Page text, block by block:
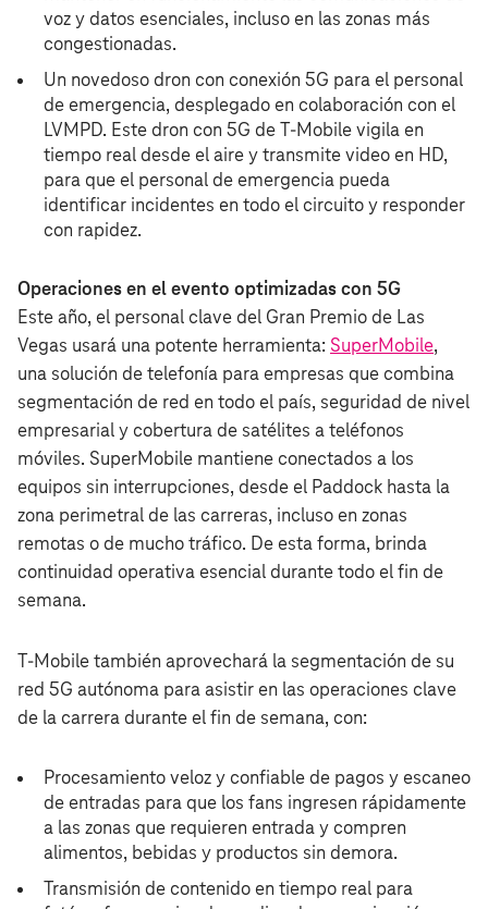
voz y datos esenciales, incluso en las zonas más
congestionadas.
Un novedoso dron con conexión 5G para el personal
de emergencia, desplegado en colaboración con el
LVMPD. Este dron con 5G de T‑Mobile vigila en
tiempo real desde el aire y transmite video en HD,
para que el personal de emergencia pueda
identificar incidentes en todo el circuito y responder
con rapidez.
Operaciones en el evento optimizadas con 5G
Este año, el personal clave del Gran Premio de Las
Vegas usará una potente herramienta: SuperMobile,
una solución de telefonía para empresas que combina
segmentación de red en todo el país, seguridad de nivel
empresarial y cobertura de satélites a teléfonos
móviles. SuperMobile mantiene conectados a los
equipos sin interrupciones, desde el Paddock hasta la
zona perimetral de las carreras, incluso en zonas
remotas o de mucho tráfico. De esta forma, brinda
continuidad operativa esencial durante todo el fin de
semana.
T‑Mobile también aprovechará la segmentación de su
red 5G autónoma para asistir en las operaciones clave
de la carrera durante el fin de semana, con:
Procesamiento veloz y confiable de pagos y escaneo
de entradas para que los fans ingresen rápidamente
a las zonas que requieren entrada y compren
alimentos, bebidas y productos sin demora.
Transmisión de contenido en tiempo real para